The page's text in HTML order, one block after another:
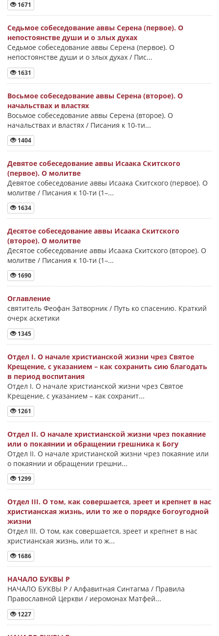
1671
Седьмое собеседование аввы Серена (первое). О
непостоянстве души и о злых духах
Седьмое собеседование аввы Серена (первое). О
непостоянстве души и о злых духах / Пис...
1631
Восьмое собеседование аввы Серена (второе). О
начальствах и властях
Восьмое собеседование аввы Серена (второе). О
начальствах и властях / Писания к 10-ти...
1404
Девятое собеседование аввы Исаака Скитского
(первое). О молитве
Девятое собеседование аввы Исаака Скитского (первое). О
молитве / Писания к 10-ти (1–...
1634
Десятое собеседование аввы Исаака Скитского
(второе). О молитве
Десятое собеседование аввы Исаака Скитского (второе). О
молитве / Писания к 10-ти (1–...
1690
Оглавление
святитель Феофан Затворник / Путь ко спасению. Краткий
очерк аскетики
1345
Отдел I. О начале христианской жизни чрез Святое
Крещение, с указанием – как сохранить сию благодать
в период воспитания
Отдел I. О начале христианской жизни чрез Святое
Крещение, с указанием – как сохранит...
1261
Отдел II. О начале христианской жизни чрез покаяние
или о покаянии и обращении грешника к Богу
Отдел II. О начале христианской жизни чрез покаяние или
о покаянии и обращении грешни...
1299
Отдел III. О том, как совершается, зреет и крепнет в нас
христианская жизнь, или то же о порядке богоугодной
жизни
Отдел III. О том, как совершается, зреет и крепнет в нас
христианская жизнь, или то ж...
1686
НАЧАЛО БУКВЫ Ρ
НАЧАЛО БУКВЫ Ρ / Алфавитная Синтагма / Правила
Православной Церкви / иеромонах Матфей...
1227